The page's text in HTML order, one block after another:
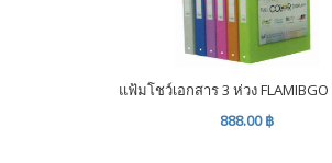
แฟ้มโชว์เอกสาร 3 ห่วง FLAMIBGO
888.00 ฿